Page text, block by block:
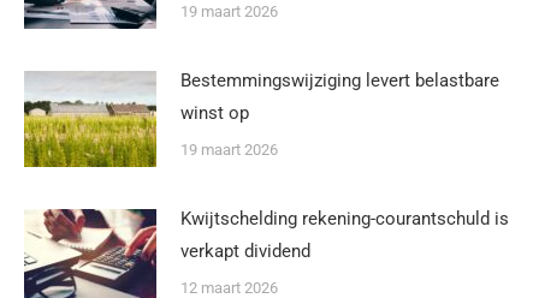
19 maart 2026
Bestemmingswijziging levert belastbare
winst op
19 maart 2026
Kwijtschelding rekening-courantschuld is
verkapt dividend
12 maart 2026